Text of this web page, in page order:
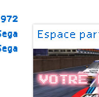
Espace
Votre